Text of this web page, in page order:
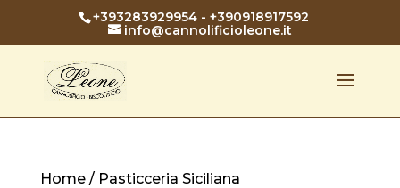
+393283929954 -+390918917592
info@cannolificioleone.it
Home/ Pasticceria Siciliana